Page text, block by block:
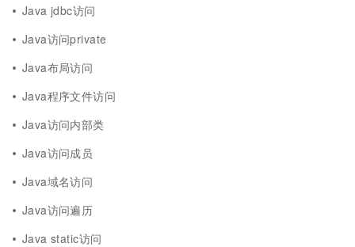
Java jdbc访问
Java访问private
Java布局访问
Java程序文件访问
Java访问内部类
Java访问成员
Java域名访问
Java访问遍历
Java static访问